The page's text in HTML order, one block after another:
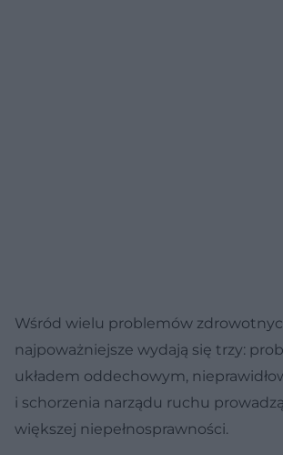
Wśród wielu problemów
najpoważniejsze wydają się trzy:
układem oddechowym,
i schorzenia narządu ruchu
większej niepełnosprawności.